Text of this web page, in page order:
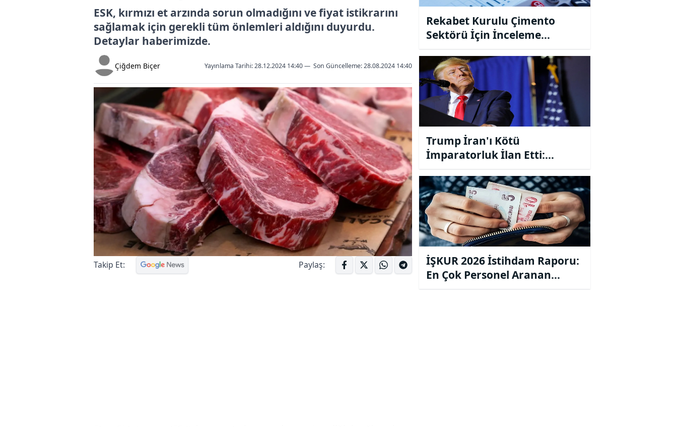
ESK, kırmızı et arzında sorun olmadığını ve fiyat istikrarını
sağlamak için gerekli tüm önlemleri aldığını duyurdu.
Detaylar haberimizde.
Çiğdem Biçer Yayınlama Tarihi: 28.12.2024 14:40— Son Güncelleme:28.08.2024 14:40
Takip Et: Paylaş:
Rekabet Kurulu Çimento
Sektörü İçin İnceleme
Başlattı
Trump İran'ı Kötü
İmparatorluk İlan Etti:
"Dünyayı yok etmelerini
durduracağım"
İŞKUR 2026 İstihdam Raporu:
En Çok Personel Aranan
Meslekler Belirlendi